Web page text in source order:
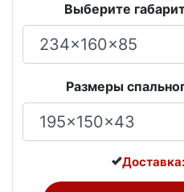
Выберите
Размеры